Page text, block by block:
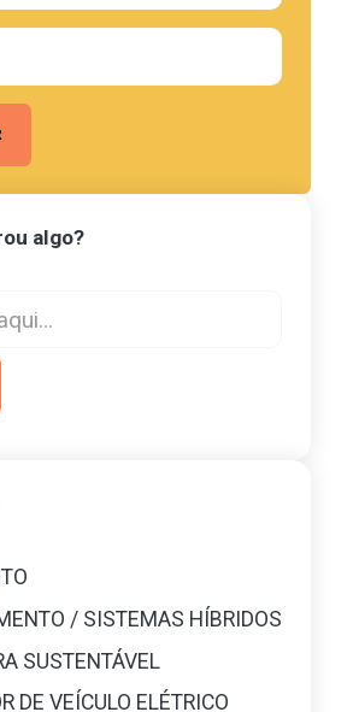
algo?
/ SISTEMAS HÍBRIDOS
SUSTENTÁVEL
DE VEÍCULO ELÉTRICO